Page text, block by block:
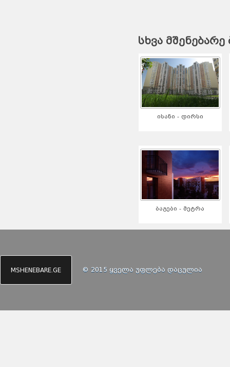
სხვა მშენებარე
ისანი - დირსი
ბაგები - მეტრა
MSHENEBARE.GE © 2015 ყველა უფლება დაცულია